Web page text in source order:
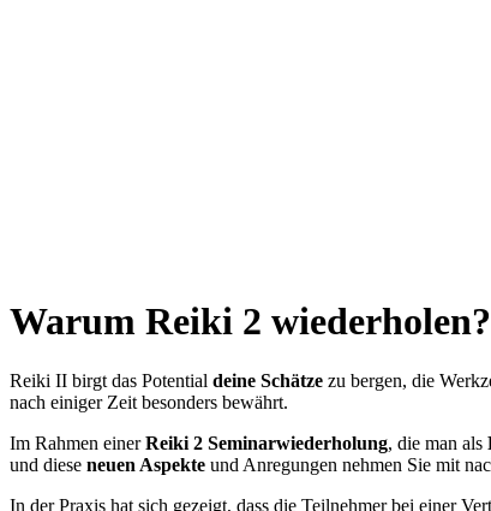
Warum Reiki 2 wiederholen?
Reiki II birgt das Potential deine Schätze zu bergen, die
nach einiger Zeit besonders bewährt.
Im Rahmen einerReiki 2 Seminarwiederholung, die man als
und diese neuen Aspekte und Anregungen nehmen Sie mit
In der Praxis hat sich gezeigt, dass die Teilnehmer bei einer